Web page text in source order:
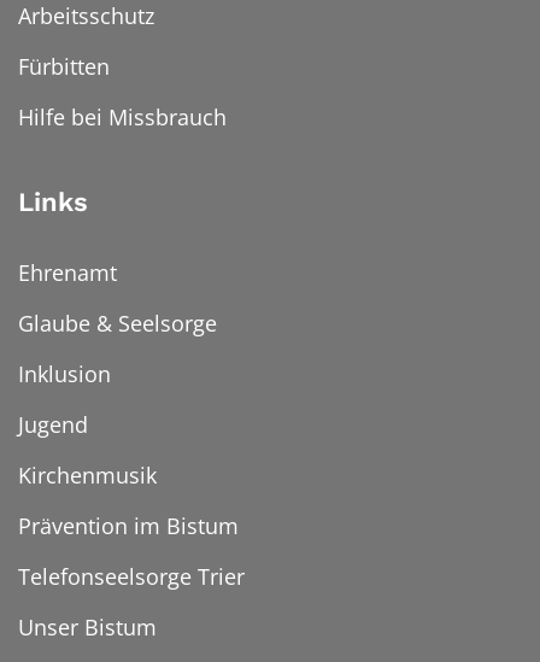
Arbeitsschutz
Fürbitten
Hilfe bei Missbrauch
Links
Ehrenamt
Glaube & Seelsorge
Inklusion
Jugend
Kirchenmusik
Prävention im Bistum
Telefonseelsorge Trier
Unser Bistum